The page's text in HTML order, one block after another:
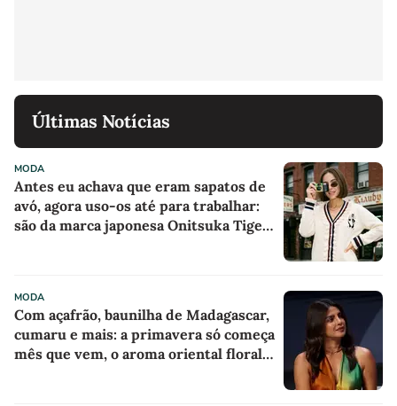
Últimas Notícias
MODA
Antes eu achava que eram sapatos de
avó, agora uso-os até para trabalhar:
são da marca japonesa Onitsuka Tiger,
MODA
Com açafrão, baunilha de Madagascar,
cumaru e mais: a primavera só começa
mês que vem, o aroma oriental floral